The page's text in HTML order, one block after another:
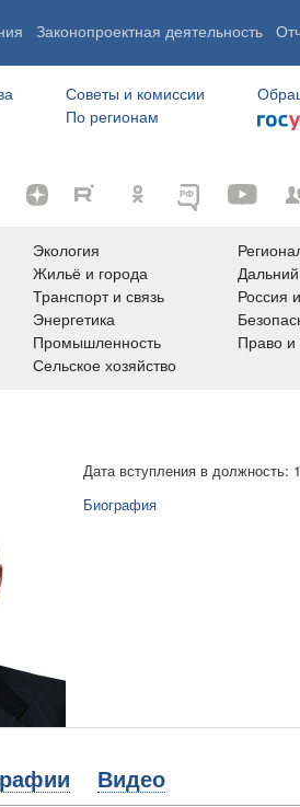
Законопроектная деятельность
Советы и комиссии
По регионам
Экология
Жильё и города
Транспорт и связь
Энергетика
Промышленность
Сельское хозяйство
Россия
Право и
Дата вступления в должность:
Биография
Видео